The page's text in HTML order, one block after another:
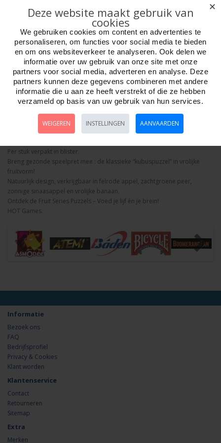
Aantal
Bestellen
Omschrijving Foto hoge resolutie Details
Per stuk verpakt in blister.
Breng gezonde speelpret mee : de klassieke “kubuspuzzel” in vrolijke
fruitvorm!
Natuurlijk design, verkrijgbaar in felrode appel, zachtgroene peer,
zonnige sinaasappel en vrolijke banaan.
Ontdek de Fruit Series Puzzels – Voed je lijf én je brein!
HOT Games.
Informatie
Bezoek ons
FAQ
Bedrijfsprofiel
Privacy & Cookies
Klant worden
Klantenservice
Contact
Retourneren
Sitemap
Extra
Merken
✕
Deze website maakt gebruik van
cookies
We gebruiken cookies om content en advertenties te
personaliseren, om functies voor social media te bieden
en om ons websiteverkeer te analyseren. Ook delen we
informatie over uw gebruik van onze site met onze
partners voor social media, adverteren en analyse. Deze
partners kunnen deze gegevens combineren met andere
informatie die u aan ze heeft verstrekt of die ze hebben
verzameld op basis van uw gebruik van hun services.
WEIGEREN INSTELLINGEN AANVAARDEN